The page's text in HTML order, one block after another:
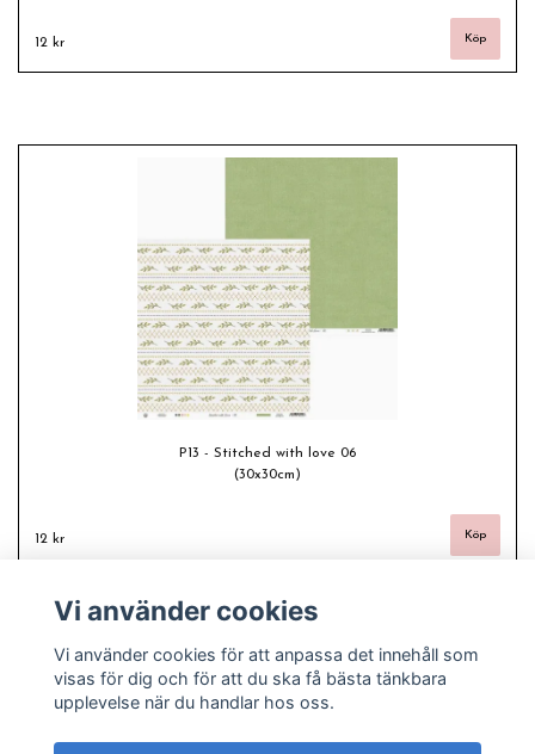
12 kr
P13 - Stitched with love 06
(30x30cm)
12 kr
Vi använder cookies
Vi använder cookies för att anpassa det innehåll som
visas för dig och för att du ska få bästa tänkbara
upplevelse när du handlar hos oss.